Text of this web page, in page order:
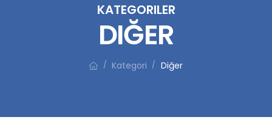
KATEGORILER
DIĞER
/ Kategori / Diğer